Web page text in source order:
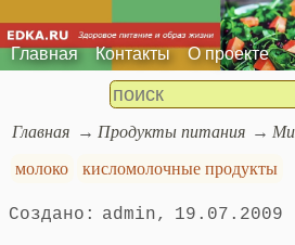
Главная Контакты О проекте
Главная Продукты питания
молоко
кисломолочные продукты
admin 19.07.2009